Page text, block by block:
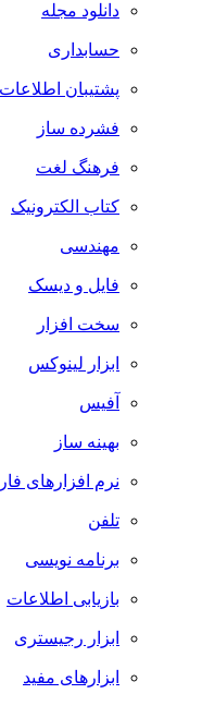
دانلود مجله
حسابداری
پشتیبان اطلاعات
فشرده ساز
فرهنگ لغت
کتاب الکترونیک
مهندسی
فایل و دیسک
سخت افزار
ابزار لینوکس
آفیس
بهینه ساز
نرم افزارهای
تلفن
برنامه نویسی
بازیابی اطلاعات
ابزار رجیستری
ابزارهای مفید